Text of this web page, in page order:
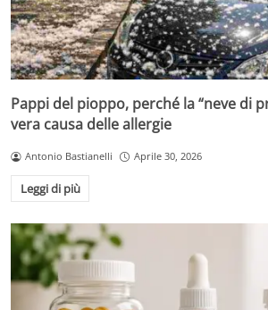
Pappi del pioppo, perché la “neve di
vera causa delle allergie
Antonio Bastianelli Aprile 30, 2026
Leggi di più